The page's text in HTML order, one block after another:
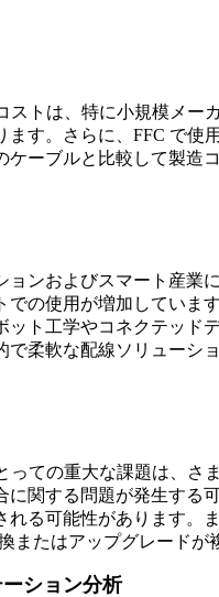
ストは、特に小規模メー
ます。さらに、FFC で使
ケーブルと比較して製造
ョンおよびスマート産業
での使用が増加していま
ット工学やコネクテッド
で柔軟な配線ソリューシ
っての重大な課題は、さ
に関する問題が発生する
れる可能性があります。
またはアップグレード
ション分析